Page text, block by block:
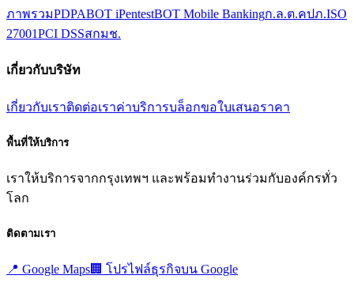
ภาพรวมPDPABOT iPentestBOT Mobile Bankingก.ล.ต.คปภ.ISO
27001PCI DSSสกมช.
เกี่ยวกับบริษัท
เกี่ยวกับเราติดต่อเราค่าบริการบล็อกขอใบเสนอราคา
พื้นที่ให้บริการ
เราให้บริการจากกรุงเทพฯ และพร้อมทำงานร่วมกับองค์กรทั่ว
โลก
ติดตามเรา
📍 Google Maps🏢 โปรไฟล์ธุรกิจบน Google